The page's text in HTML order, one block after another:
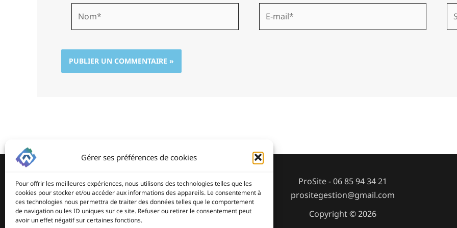
Gérer ses préférences de cookies
Pour offrir les meilleures expériences, nous utilisons des technologies telles que les
cookies pour stocker et/ou accéder aux informations des appareils. Le consentement à
ces technologies nous permettra de traiter des données telles que le comportement
de navigation ou les ID uniques sur ce site. Refuser ou retirer le consentement peut
avoir un effet négatif sur certaines fonctions.
mail*
ProSite - 06 85 94 34 21
prositegestion@gmail.com
Copyright © 2026